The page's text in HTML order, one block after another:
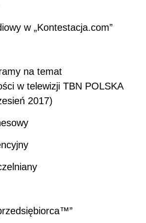
w „Kontestacja.com”
na temat
w telewizji TBN POLSKA
2017)